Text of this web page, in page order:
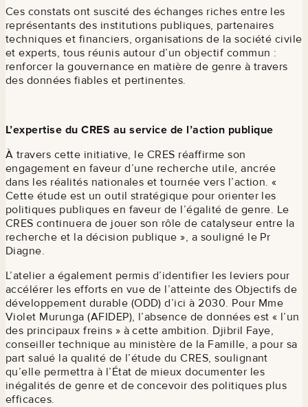
Ces constats ont suscité des échanges riches entre les
représentants des institutions publiques, partenaires
techniques et financiers, organisations de la société civile
et experts, tous réunis autour d’un objectif commun :
renforcer la gouvernance en matière de genre à travers
des données fiables et pertinentes.
L’expertise du CRES au service de l’action publique
À travers cette initiative, le CRES réaffirme son
engagement en faveur d’une recherche utile, ancrée
dans les réalités nationales et tournée vers l’action. «
Cette étude est un outil stratégique pour orienter les
politiques publiques en faveur de l’égalité de genre. Le
CRES continuera de jouer son rôle de catalyseur entre la
recherche et la décision publique », a souligné le Pr
Diagne.
L’atelier a également permis d’identifier les leviers pour
accélérer les efforts en vue de l’atteinte des Objectifs de
développement durable (ODD) d’ici à 2030. Pour Mme
Violet Murunga (AFIDEP), l’absence de données est « l’un
des principaux freins » à cette ambition. Djibril Faye,
conseiller technique au ministère de la Famille, a pour sa
part salué la qualité de l’étude du CRES, soulignant
qu’elle permettra à l’État de mieux documenter les
inégalités de genre et de concevoir des politiques plus
efficaces.